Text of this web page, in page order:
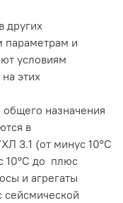
других
параметрам и
условиям
этих
назначения
в
3.1 (от минус 10°С
10°С до плюс
и агрегаты
сейсмической